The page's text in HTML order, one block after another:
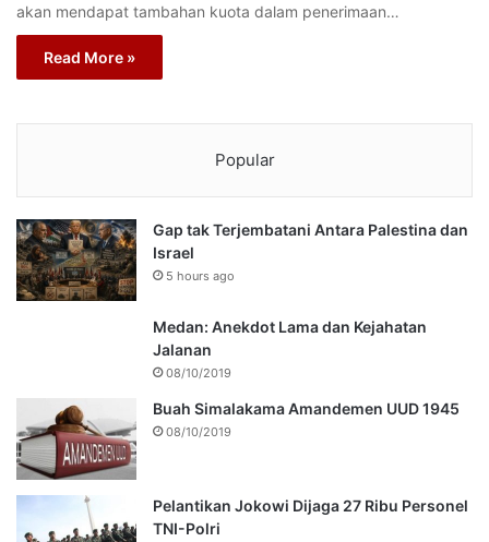
akan mendapat tambahan kuota dalam penerimaan…
Read More »
Popular
Gap tak Terjembatani Antara Palestina dan
Israel
5 hours ago
Medan: Anekdot Lama dan Kejahatan
Jalanan
08/10/2019
Buah Simalakama Amandemen UUD 1945
08/10/2019
Pelantikan Jokowi Dijaga 27 Ribu Personel
TNI-Polri